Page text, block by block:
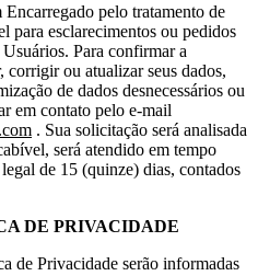
pelo tratamento de
para esclarecimentos ou pedidos
Para confirmar a
corrigir ou atualizar seus dados,
de dados desnecessários ou
em contato pelo e-mail
. Sua solicitação será analisada
será atendido em tempo
de 15 (quinze) dias, contados
DE PRIVACIDADE
de Privacidade serão informadas